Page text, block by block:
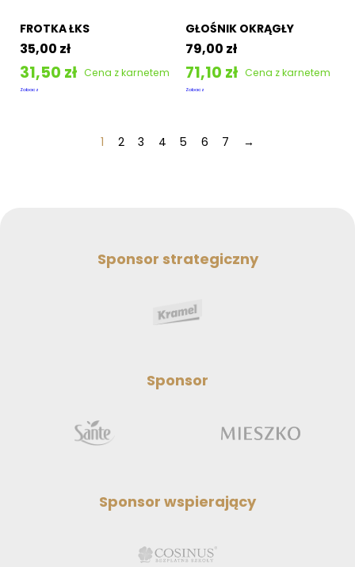
FROTKA ŁKS
35,00 zł
31,50 zł Cena z karnetem
Zobacz
GŁOŚNIK OKRĄGŁY
79,00 zł
71,10 zł Cena z karnetem
Zobacz
1 2 3 4 5 6 7 →
Sponsor strategiczny
Sponsor
Sponsor wspierający